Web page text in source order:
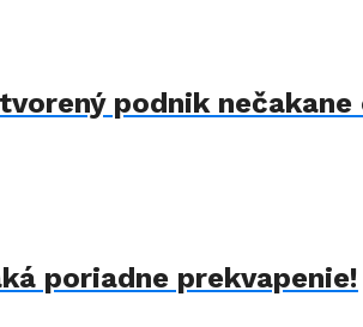
podnik
poriadne prekvapenie!